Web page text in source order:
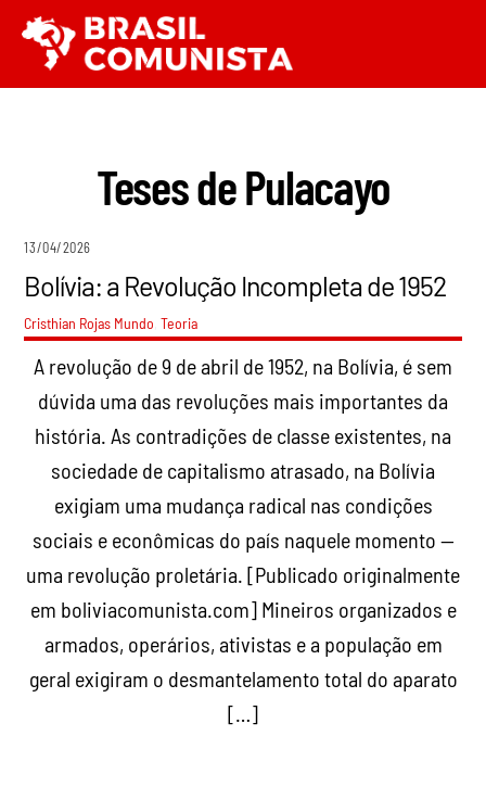
para
o
Teses de Pulacayo
13/04/2026
Bolívia: a Revolução Incompleta de 1952
Cristhian Rojas Mundo ,Teoria
A revolução de 9 de abril de 1952, na Bolívia, é sem
dúvida uma das revoluções mais importantes da
história. As contradições de classe existentes, na
sociedade de capitalismo atrasado, na Bolívia
exigiam uma mudança radical nas condições
sociais e econômicas do país naquele momento —
uma revolução proletária. [Publicado originalmente
em boliviacomunista.com] Mineiros organizados e
armados, operários, ativistas e a população em
geral exigiram o desmantelamento total do aparato
[…]